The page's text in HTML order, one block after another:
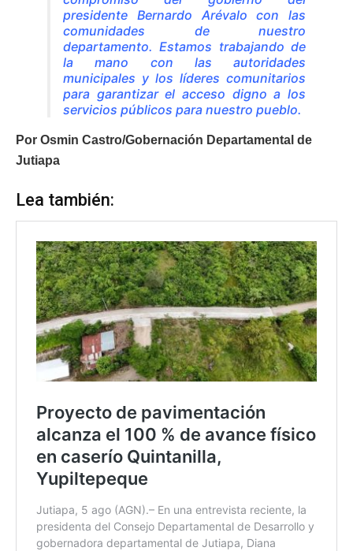
presidente Bernardo Arévalo con las
comunidades de nuestro
departamento. Estamos trabajando de
la mano con las autoridades
municipales y los líderes comunitarios
para garantizar el acceso digno a los
servicios públicos para nuestro pueblo.
Por Osmin Castro/Gobernación Departamental de
Jutiapa
Lea también: